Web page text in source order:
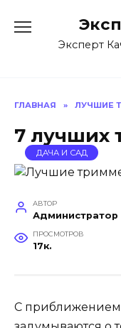
содержаниюЭксперт
ГЛАВНАЯ » ЛУЧШИЕ
7 лучших
ДАЧА И САД
АВТОР
Администратор
ПРОСМОТРОВ
17к.
С приближением